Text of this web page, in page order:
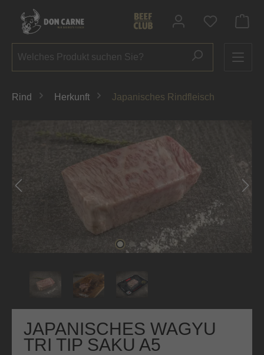
springen
Du hast 0
Rind Herkunft Japanisches Rindfleisch
JAPANISCHES WAGYU
TRI TIP SAKU A5